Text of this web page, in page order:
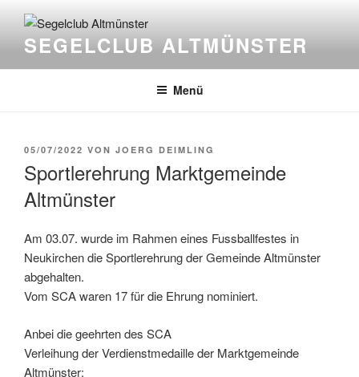
Inhalt
springenSEGELCLUB ALTMÜNSTER
Menü
VERÖFFENTLICHT
05/07/2022 VON JOERG DEIMLING
Sportlerehrung Marktgemeinde
Altmünster
Am 03.07. wurde im Rahmen eines Fussballfestes in
Neukirchen die Sportlerehrung der Gemeinde Altmünster
abgehalten.
Vom SCA waren 17 für die Ehrung nominiert.
Anbei die geehrten des SCA
Verleihung der Verdienstmedaille der Marktgemeinde
Altmünster: